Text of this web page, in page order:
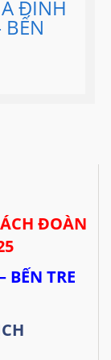
ĐÌNH
ĐOÀN
BẾN TRE